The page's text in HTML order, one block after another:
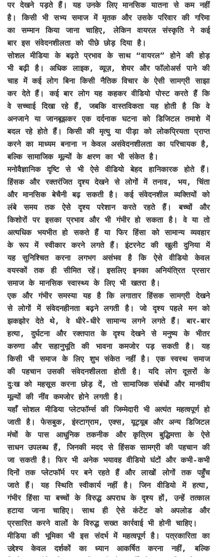
पर देखने पड़ते हैं। यह उनके लिए मानसिक यातना से कम नहीं
है। किसी भी सभ्य समाज में मृतक और उसके परिवार की गरिमा
का सम्मान किया जाना चाहिए, लेकिन वायरल संस्कृति ने कई
बार इस संवेदनशीलता को पीछे छोड़ दिया है।
सोशल मीडिया के बढ़ते प्रभाव के साथ “वायरल” होने की होड़
भी बढ़ी है। अधिक लाइक, व्यूज़, शेयर और फॉलोअर्स पाने की
चाह में कई लोग बिना किसी नैतिक विचार के ऐसी सामग्री साझा
कर देते हैं। कई बार लोग यह कहकर वीडियो पोस्ट करते हैं कि
वे सच्चाई दिखा रहे हैं, जबकि वास्तविकता यह होती है कि वे
अनजाने या जानबूझकर एक दर्दनाक घटना को डिजिटल तमाशे में
बदल रहे होते हैं। किसी की मृत्यु या पीड़ा को लोकप्रियता प्राप्त
करने का माध्यम बनाना न केवल असंवेदनशीलता का परिचायक है,
बल्कि सामाजिक मूल्यों के क्षरण का भी संकेत है।
मनोवैज्ञानिक दृष्टि से भी ऐसे वीडियो बेहद हानिकारक होते हैं।
हिंसक और रक्तरंजित दृश्य देखने से लोगों में तनाव, भय, चिंता
और मानसिक बेचैनी बढ़ सकती है। कई संवेदनशील व्यक्तियों को
लंबे समय तक ऐसे दृश्य परेशान करते रहते हैं। बच्चों और
किशोरों पर इसका प्रभाव और भी गंभीर हो सकता है। वे या तो
अत्यधिक भयभीत हो सकते हैं या फिर हिंसा को सामान्य व्यवहार
के रूप में स्वीकार करने लगते हैं। इंटरनेट की खुली दुनिया में
यह सुनिश्चित करना लगभग असंभव है कि ऐसे वीडियो केवल
वयस्कों तक ही सीमित रहें। इसलिए इनका अनियंत्रित प्रसार
समाज के मानसिक स्वास्थ्य के लिए भी खतरा है।
एक और गंभीर समस्या यह है कि लगातार हिंसक सामग्री देखने
से लोगों में संवेदनहीनता बढ़ने लगती है। जो दृश्य पहले मन को
झकझोर देते थे, वे धीरे-धीरे सामान्य लगने लगते हैं। बार-बार
हत्या, दुर्घटना और रक्तपात के दृश्य देखने से मनुष्य के भीतर
करुणा और सहानुभूति की भावना कमजोर पड़ सकती है। यह
किसी भी समाज के लिए शुभ संकेत नहीं है। एक स्वस्थ समाज
की पहचान उसकी संवेदनशीलता होती है। यदि लोग दूसरों के
दुःख को महसूस करना छोड़ दें, तो सामाजिक संबंधों और मानवीय
मूल्यों की नींव कमजोर होने लगती है।
यहाँ सोशल मीडिया प्लेटफॉर्म्स की जिम्मेदारी भी अत्यंत महत्वपूर्ण हो
जाती है। फेसबुक, इंस्टाग्राम, एक्स, यूट्यूब और अन्य डिजिटल
मंचों के पास आधुनिक तकनीक और कृत्रिम बुद्धिमत्ता के ऐसे
साधन उपलब्ध हैं, जिनकी मदद से हिंसक सामग्री की पहचान की
जा सकती है। फिर भी अनेक भयावह वीडियो घंटों और कभी-कभी
दिनों तक प्लेटफॉर्म पर बने रहते हैं और लाखों लोगों तक पहुँच
जाते हैं। यह स्थिति स्वीकार्य नहीं है। जिन वीडियो में हत्या,
गंभीर हिंसा या बच्चों के विरुद्ध अपराध के दृश्य हों, उन्हें तत्काल
हटाया जाना चाहिए। साथ ही ऐसे कंटेंट को अपलोड और
प्रसारित करने वालों के विरुद्ध सख्त कार्रवाई भी होनी चाहिए।
मीडिया की भूमिका भी इस संदर्भ में महत्वपूर्ण है। पत्रकारिता का
उद्देश्य केवल दर्शकों का ध्यान आकर्षित करना नहीं, बल्कि